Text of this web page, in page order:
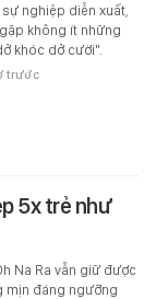
nghiệp diễn xuất,
không ít những
khóc dở cười".
trước
5x trẻ như
Na Ra vẫn giữ được
mịn đáng ngưỡng